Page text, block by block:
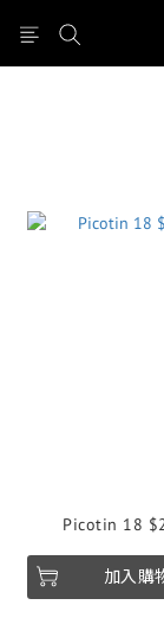
Picotin 18
加入購